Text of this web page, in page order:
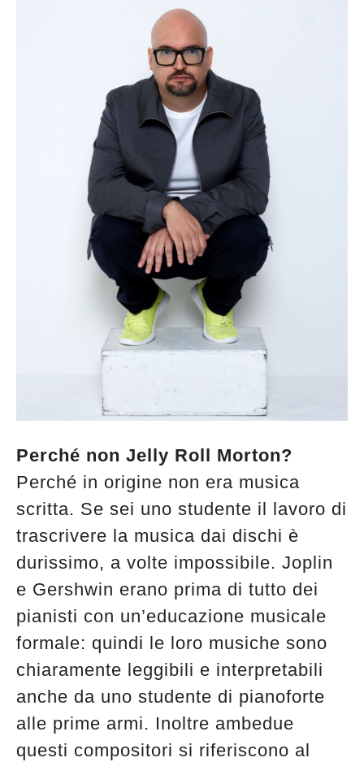
Perché non Jelly Roll Morton?
Perché in origine non era musica
scritta. Se sei uno studente il lavoro di
trascrivere la musica dai dischi è
durissimo, a volte impossibile. Joplin
e Gershwin erano prima di tutto dei
pianisti con un’educazione musicale
formale: quindi le loro musiche sono
chiaramente leggibili e interpretabili
anche da uno studente di pianoforte
alle prime armi. Inoltre ambedue
questi compositori si riferiscono al